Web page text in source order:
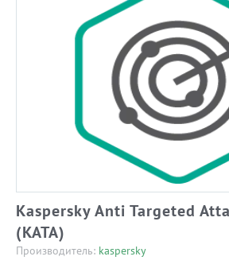
Kaspersky Anti Targeted
(KATA)
Производитель: kaspersky